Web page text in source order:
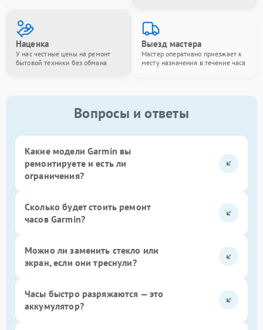
Наценка
У нас честные цены на ремонт
бытовой техники без обмана
Выезд мастера
Мастер оперативно приезжает к
месту назначения в течение часа
Вопросы и ответы
Какие модели Garmin вы
ремонтируете и есть ли
ограничения?
Сколько будет стоить ремонт
часов Garmin?
Можно ли заменить стекло или
экран, если они треснули?
Часы быстро разряжаются — это
аккумулятор?